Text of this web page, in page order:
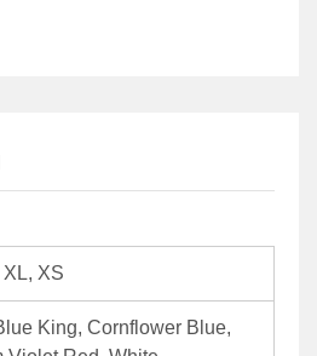
XL, XS
King, Cornflower Blue,